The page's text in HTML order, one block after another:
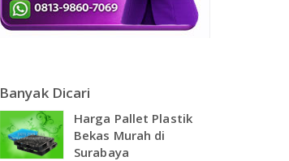
Banyak Dicari
Harga Pallet Plastik
Bekas Murah di
Surabaya